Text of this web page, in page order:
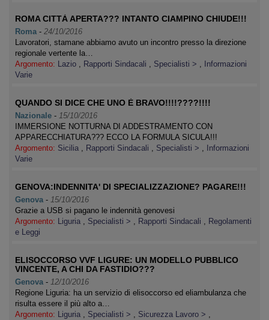
ROMA CITTÀ APERTA??? INTANTO CIAMPINO CHIUDE!!!
Roma - 24/10/2016
Lavoratori, stamane abbiamo avuto un incontro presso la direzione
regionale vertente la…
Argomento: Lazio , Rapporti Sindacali , Specialisti > ,
Informazioni
Varie
QUANDO SI DICE CHE UNO È BRAVO!!!!????!!!!
Nazionale - 15/10/2016
IMMERSIONE NOTTURNA DI ADDESTRAMENTO CON
APPARECCHIATURA??? ECCO LA FORMULA SICULA!!!
Argomento: Sicilia , Rapporti Sindacali , Specialisti > ,
Informazioni
Varie
GENOVA:INDENNITA' DI SPECIALIZZAZIONE? PAGARE!!!
Genova - 15/10/2016
Grazie a USB si pagano le indennità genovesi
Argomento: Liguria , Specialisti > , Rapporti Sindacali , Regolamenti
e Leggi
ELISOCCORSO VVF LIGURE: UN MODELLO PUBBLICO
VINCENTE, A CHI DA FASTIDIO???
Genova - 12/10/2016
Regione Liguria: ha un servizio di elisoccorso ed eliambulanza che
risulta essere il più alto a…
Argomento: Liguria , Specialisti > , Sicurezza Lavoro > ,